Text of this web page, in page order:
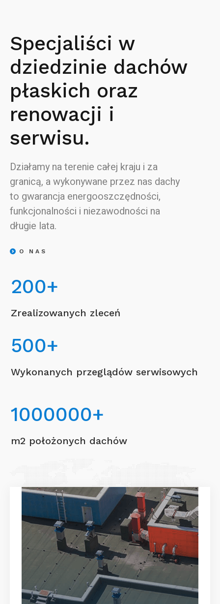
Specjaliści w
dziedzinie dachów
płaskich oraz
renowacji i
serwisu.
Działamy na terenie całej kraju i za
granicą, a wykonywane przez nas dachy
to gwarancja energooszczędności,
funkcjonalności i niezawodności na
długie lata.
O NAS
200+
Zrealizowanych zleceń
500+
Wykonanych przeglądów serwisowych
1000000+
m2 położonych dachów